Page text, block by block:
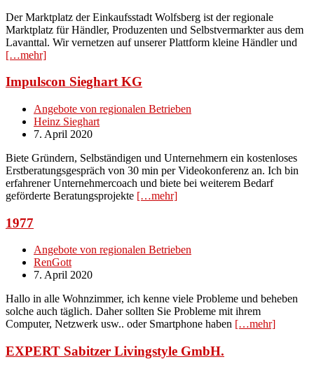
Der Marktplatz der Einkaufsstadt Wolfsberg ist der regionale
Marktplatz für Händler, Produzenten und Selbstvermarkter aus dem
Lavanttal. Wir vernetzen auf unserer Plattform kleine Händler und
[…mehr]
Impulscon Sieghart KG
Angebote von regionalen Betrieben
Heinz Sieghart
7. April 2020
Biete Gründern, Selbständigen und Unternehmern ein kostenloses
Erstberatungsgespräch von 30 min per Videokonferenz an. Ich bin
erfahrener Unternehmercoach und biete bei weiterem Bedarf
geförderte Beratungsprojekte […mehr]
1977
Angebote von regionalen Betrieben
RenGott
7. April 2020
Hallo in alle Wohnzimmer, ich kenne viele Probleme und beheben
solche auch täglich. Daher sollten Sie Probleme mit ihrem
Computer, Netzwerk usw.. oder Smartphone haben […mehr]
EXPERT Sabitzer Livingstyle GmbH.